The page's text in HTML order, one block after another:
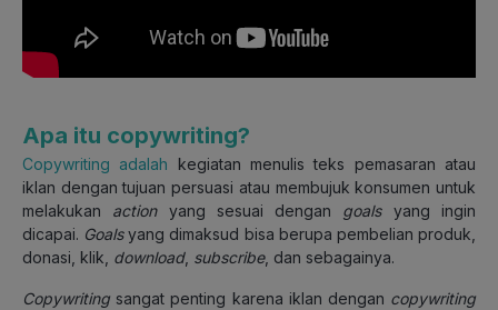
Apa itu copywriting?
Copywriting adalah kegiatan menulis teks pemasaran atau
iklan dengan tujuan persuasi atau membujuk konsumen untuk
melakukan actionyang sesuai dengan goalsyang ingin
dicapai. Goalsyang dimaksud bisa berupa pembelian produk,
donasi, klik, download, subscribe, dan sebagainya.
Copywriting sangat penting karena iklan dengan copywriting